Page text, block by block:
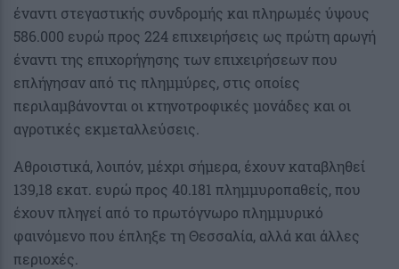
έναντι στεγαστικής συνδρομής και πληρωμές ύψους
586.000 ευρώ προς 224 επιχειρήσεις ως πρώτη αρωγή
έναντι της επιχορήγησης των επιχειρήσεων που
επλήγησαν από τις πλημμύρες, στις οποίες
περιλαμβάνονται οι κτηνοτροφικές μονάδες και οι
αγροτικές εκμεταλλεύσεις.
Αθροιστικά, λοιπόν, μέχρι σήμερα, έχουν καταβληθεί
139,18 εκατ. ευρώ προς 40.181 πλημμυροπαθείς, που
έχουν πληγεί από το πρωτόγνωρο πλημμυρικό
φαινόμενο που έπληξε τη Θεσσαλία, αλλά και άλλες
περιοχές.